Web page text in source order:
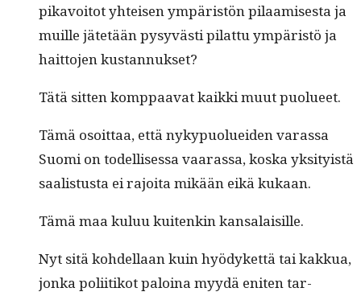
pikavoitot yhteisen ympäristön pilaamis­es­ta ja
muille jätetään pysyvästi pilat­tu ympäristö ja
hait­to­jen kustannukset?
Tätä sit­ten komp­paa­vat kaik­ki muut puolueet.
Tämä osoit­taa, että nyky­puoluei­den varas­sa
Suo­mi on todel­lises­sa vaaras­sa, kos­ka yksi­ty­istä
saal­is­tus­ta ei rajoi­ta mikään eikä kukaan.
Tämä maa kuluu kuitenkin kansalaisille.
Nyt sitä kohdel­laan kuin hyödyket­tä tai kakkua,
jon­ka poli­itikot paloina myy­dä eniten tar­